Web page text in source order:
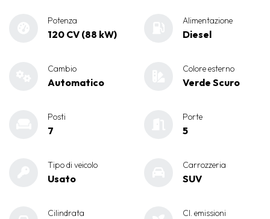
Potenza
120 CV (88 kW)
Alimentazione
Diesel
Cambio
Automatico
Colore esterno
Verde Scuro
Posti
7
Porte
5
Tipo di veicolo
Usato
Carrozzeria
SUV
Cilindrata Cl. emissioni